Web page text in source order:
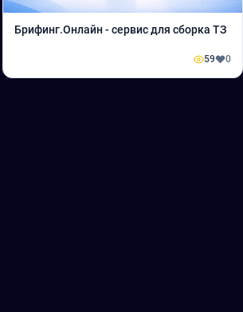
Брифинг.Онлайн - сервис для сборка ТЗ
59 0